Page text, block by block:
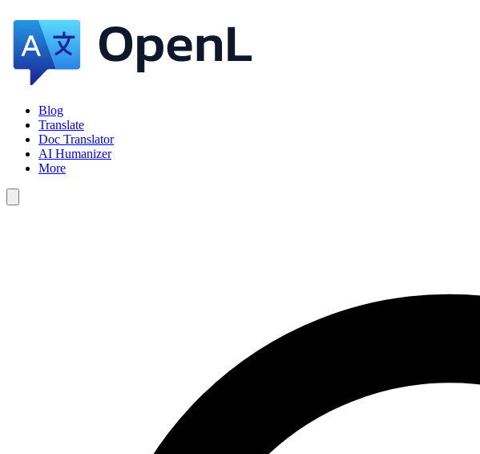
Blog
Translate
Doc Translator
AI Humanizer
More